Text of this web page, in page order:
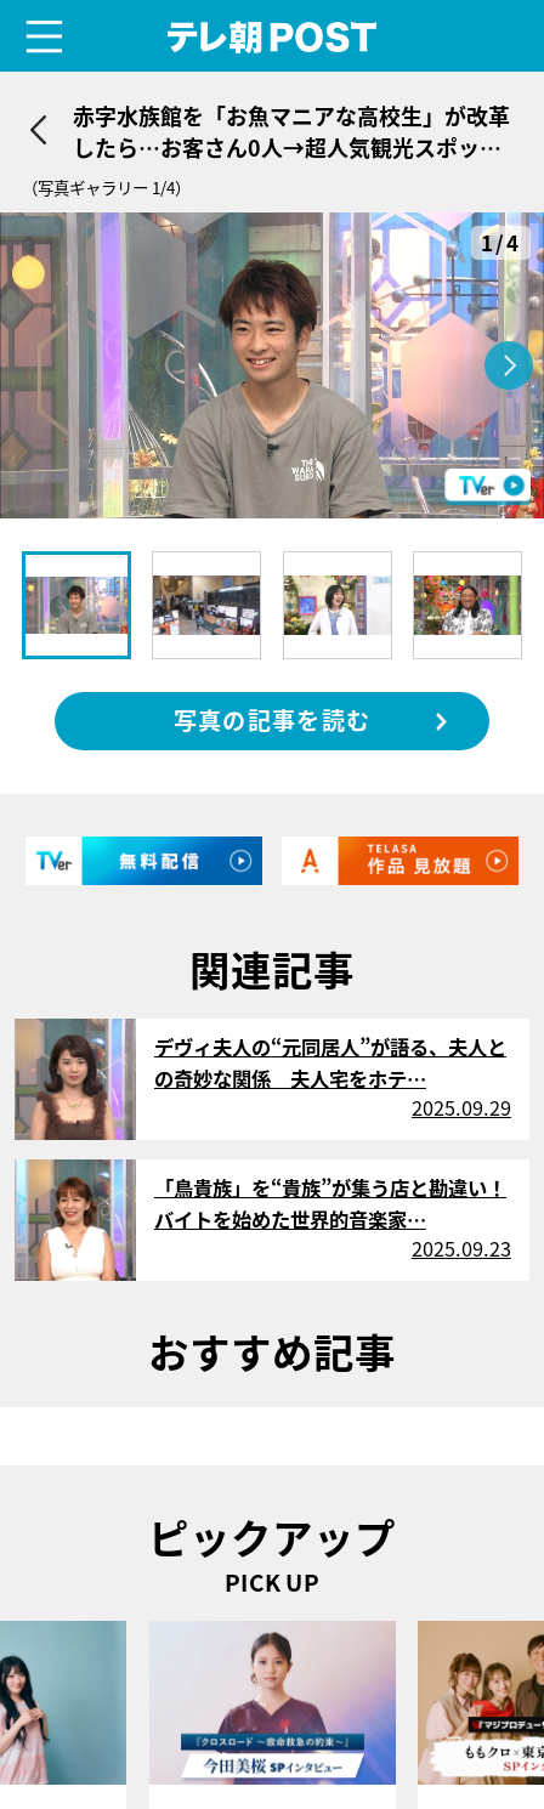
赤字水族館を「お魚マニアな高校生」が改革
したら…お客さん0人→超人気観光スポット
に奇跡の再建
（写真ギャラリー 1/4）
1/4
写真の記事を読む
関連記事
サムネイル
デヴィ夫人の“元同居人”が語る、夫人と
の奇妙な関係 夫人宅をホテ…
2025.09.29
サムネイル
「鳥貴族」を“貴族”が集う店と勘違い！
バイトを始めた世界的音楽家…
2025.09.23
おすすめ記事
ピックアップ
PICK UP